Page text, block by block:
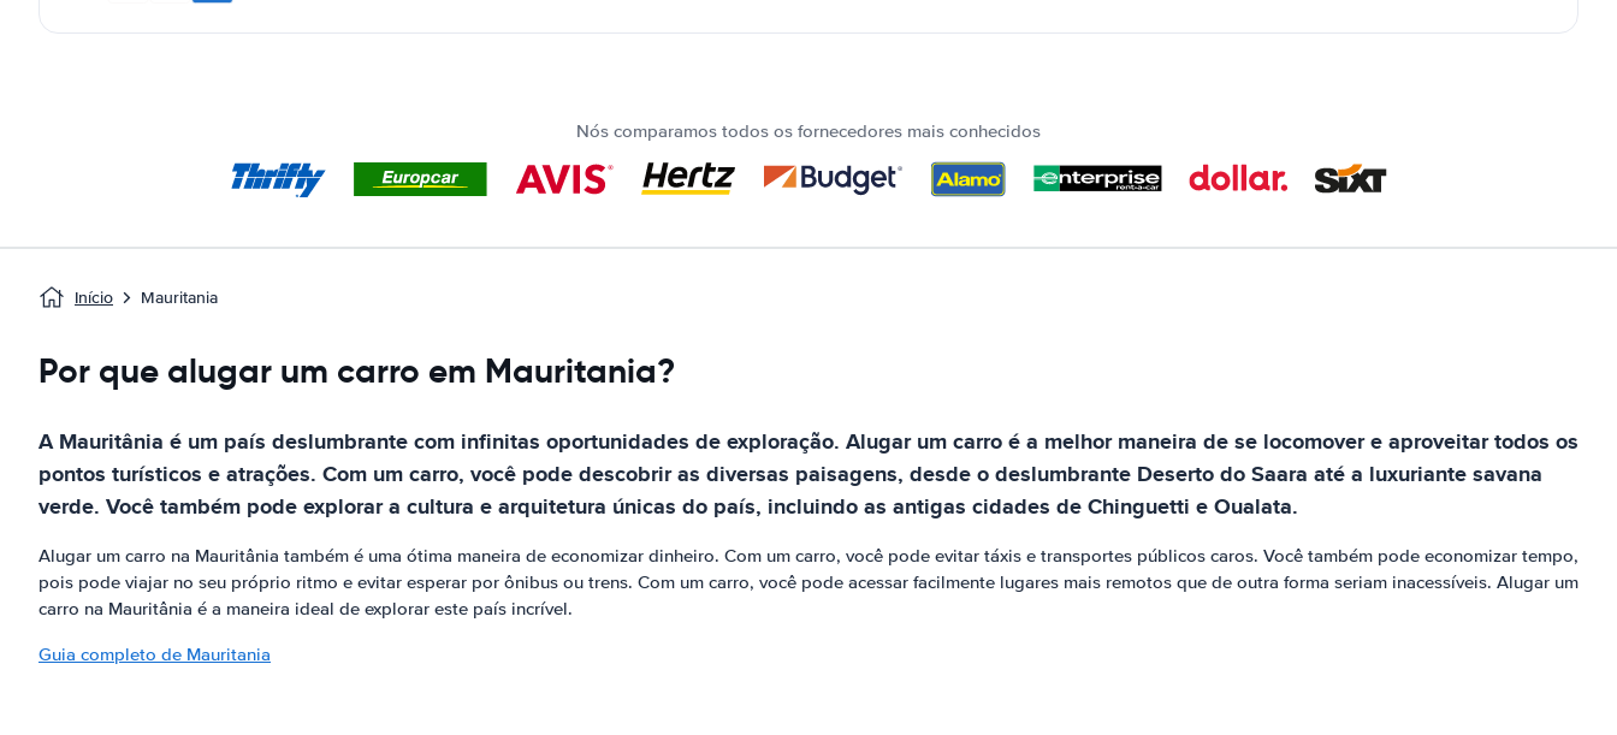
Nós comparamos todos os fornecedores mais conhecidos
Início Mauritania
Por que alugar um carro em Mauritania?
A Mauritânia é um país deslumbrante com infinitas oportunidades de exploração. Alugar um carro é a melhor maneira de se locomover e aproveitar todos os
pontos turísticos e atrações. Com um carro, você pode descobrir as diversas paisagens, desde o deslumbrante Deserto do Saara até a luxuriante savana
verde. Você também pode explorar a cultura e arquitetura únicas do país, incluindo as antigas cidades de Chinguetti e Oualata.
Alugar um carro na Mauritânia também é uma ótima maneira de economizar dinheiro. Com um carro, você pode evitar táxis e transportes públicos caros. Você também pode economizar tempo,
pois pode viajar no seu próprio ritmo e evitar esperar por ônibus ou trens. Com um carro, você pode acessar facilmente lugares mais remotos que de outra forma seriam inacessíveis. Alugar um
carro na Mauritânia é a maneira ideal de explorar este país incrível.
Guia completo de Mauritania